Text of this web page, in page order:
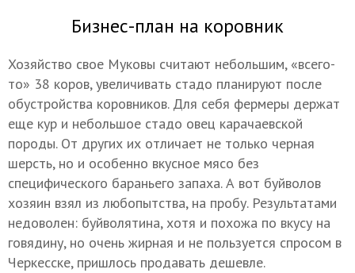
Бизнес-план на коровник
Хозяйство свое Муковы считают небольшим, «всего-
то» 38 коров, увеличивать стадо планируют после
обустройства коровников. Для себя фермеры держат
еще кур и небольшое стадо овец карачаевской
породы. От других их отличает не только черная
шерсть, но и особенно вкусное мясо без
специфического бараньего запаха. А вот буйволов
хозяин взял из любопытства, на пробу. Результатами
недоволен: буйволятина, хотя и похожа по вкусу на
говядину, но очень жирная и не пользуется спросом в
Черкесске, пришлось продавать дешевле.